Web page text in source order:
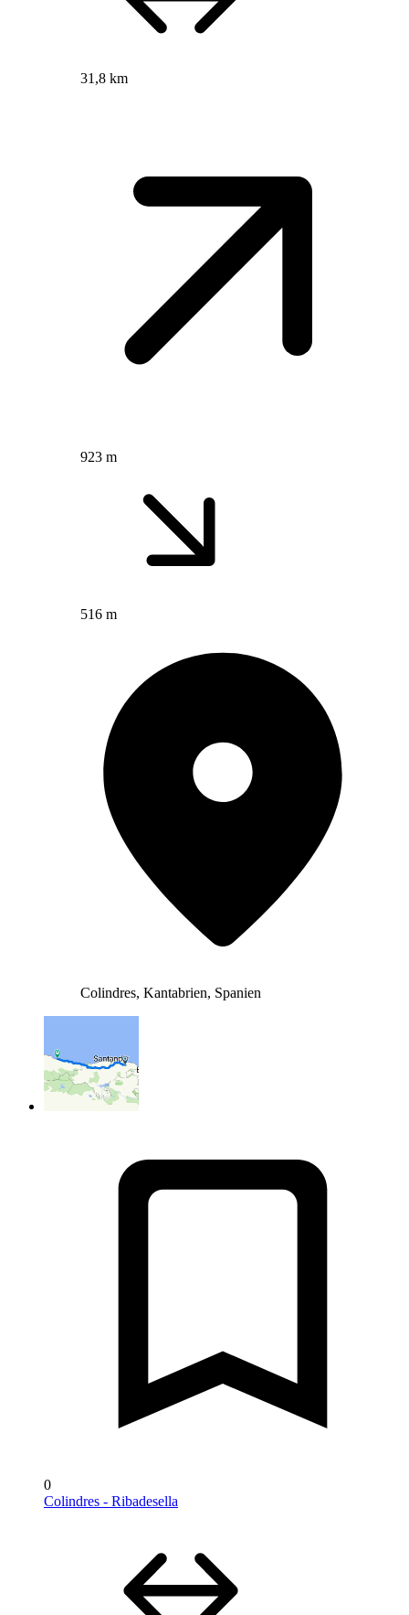
31,8 km
923 m
516 m
Colindres, Kantabrien, Spanien
0
Colindres - Ribadesella